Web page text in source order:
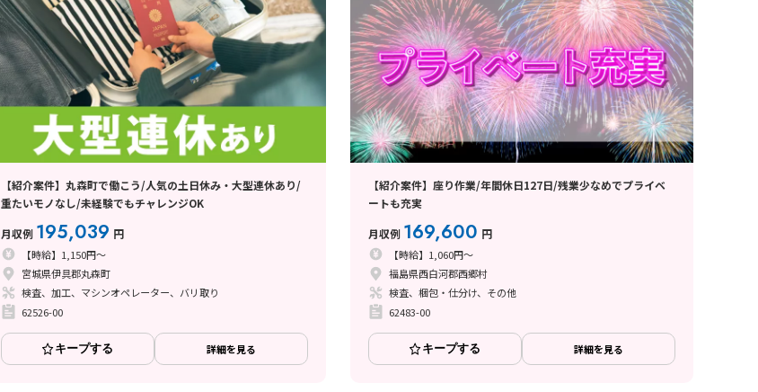
【紹介案件】丸森町で働こう/人気の土日休み・大型連休あり/
重たいモノなし/未経験でもチャレンジOK
月収例 195,039 円
【時給】1,150円～
宮城県伊具郡丸森町
検査、加工、マシンオペレーター、バリ取り
62526-00
キープする 詳細を見る
【紹介案件】座り作業/年間休日127日/残業少なめでプライベ
ートも充実
月収例 169,600 円
【時給】1,060円～
福島県西白河郡西郷村
検査、梱包・仕分け、その他
62483-00
キープする 詳細を見る